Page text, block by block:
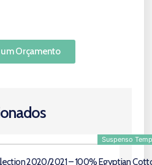
Orçamento
Suspenso
2020/2021 – 100% Egyptian